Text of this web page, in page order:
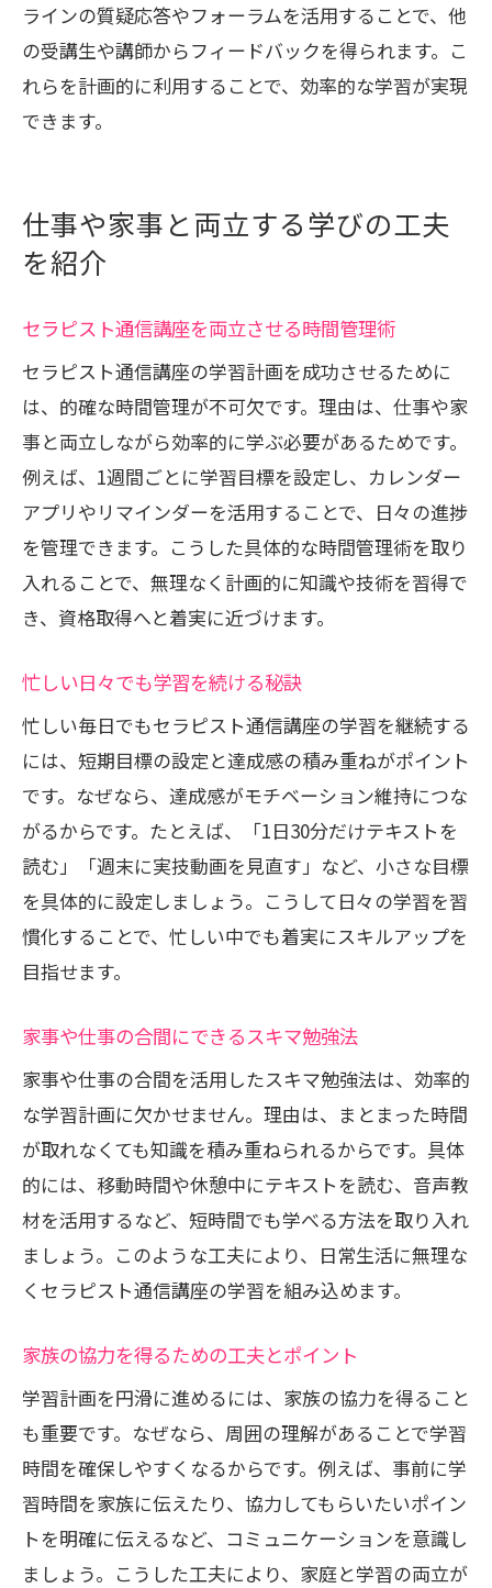
ラインの質疑応答やフォーラムを活用することで、他
の受講生や講師からフィードバックを得られます。こ
れらを計画的に利用することで、効率的な学習が実現
できます。
仕事や家事と両立する学びの工夫
を紹介
セラピスト通信講座を両立させる時間管理術
セラピスト通信講座の学習計画を成功させるために
は、的確な時間管理が不可欠です。理由は、仕事や家
事と両立しながら効率的に学ぶ必要があるためです。
例えば、1週間ごとに学習目標を設定し、カレンダー
アプリやリマインダーを活用することで、日々の進捗
を管理できます。こうした具体的な時間管理術を取り
入れることで、無理なく計画的に知識や技術を習得で
き、資格取得へと着実に近づけます。
忙しい日々でも学習を続ける秘訣
忙しい毎日でもセラピスト通信講座の学習を継続する
には、短期目標の設定と達成感の積み重ねがポイント
です。なぜなら、達成感がモチベーション維持につな
がるからです。たとえば、「1日30分だけテキストを
読む」「週末に実技動画を見直す」など、小さな目標
を具体的に設定しましょう。こうして日々の学習を習
慣化することで、忙しい中でも着実にスキルアップを
目指せます。
家事や仕事の合間にできるスキマ勉強法
家事や仕事の合間を活用したスキマ勉強法は、効率的
な学習計画に欠かせません。理由は、まとまった時間
が取れなくても知識を積み重ねられるからです。具体
的には、移動時間や休憩中にテキストを読む、音声教
材を活用するなど、短時間でも学べる方法を取り入れ
ましょう。このような工夫により、日常生活に無理な
くセラピスト通信講座の学習を組み込めます。
家族の協力を得るための工夫とポイント
学習計画を円滑に進めるには、家族の協力を得ること
も重要です。なぜなら、周囲の理解があることで学習
時間を確保しやすくなるからです。例えば、事前に学
習時間を家族に伝えたり、協力してもらいたいポイン
トを明確に伝えるなど、コミュニケーションを意識し
ましょう。こうした工夫により、家庭と学習の両立が